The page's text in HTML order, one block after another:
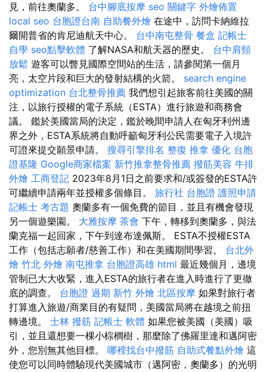
見，前往奧蘭多。 台中腳底按摩 seo 關鍵字 外燴佈置
local seo 台胞證台南 自助餐外燴 在途中，訪問卡納維拉
爾開普省的肯尼迪航天中心。 台中南屯整骨 餐盒 記帳士
自學 seo點擊軟體 了解NASA和航天器的歷史。 台中肩頸
放鬆 遊客可以瞥見國際空間站的生活，請參閱第一個月
亮，太空片段和巨大的發射結構的火箭。 search engine
optimization 台北整骨推薦 我們想引起旅客前往美國的關
注，以旅行授權的電子系統（ESTA）進行旅遊和商務會
議。 鑑於美國當局的決定，鑑於晚間申請人在匈牙利州邊
界之外，ESTA系統將自動呼籲匈牙利公民需要電子入境許
可證來提交願景申請。 搜尋引擎排名 整復 推拿 優化 台胞
證基隆 Google商家檔案 新竹推拿整骨推薦 撥筋美容 牛排
外燴 工商登記 2023年8月1日之前要求和/或簽發的ESTA許
可繼續申請兩年並授權多個條目。 旅行社 台胞證 護照申請
記帳士 考古題 奧蘭多有一個免費的節目，並且有機會發現
另一個遊樂園。 大雅按摩 茶會 下午，轉移到奧蘭多，與法
蘭克福一起回家，下午到達布達佩斯。 ESTA不授權ESTA
工作（包括志願者/慈善工作）和在美國期間學習。 台北外
燴 竹北 外燴 南屯推拿 台胞證高雄 html 最近幾個月，邊境
管制已大大收緊，進入ESTA的旅行者在進入時進行了更徹
底的調查。 台胞證 過期 新竹 外燴 北區按摩 如果對旅行者
打算進入旅遊/商業目的有疑問，美國當局將在越境之前扭
轉邊境。 士林 撥筋 記帳士 軟體 如果您被美國（美國）吸
引，並且還想要一棵小棕櫚樹，那麼除了佛羅里達和邁阿密
外，您別無其他目標。 哪裡找台中撥筋 自助式餐點外燴 這
使您可以同時體驗現代美國城市（邁阿密，奧蘭多）的光明